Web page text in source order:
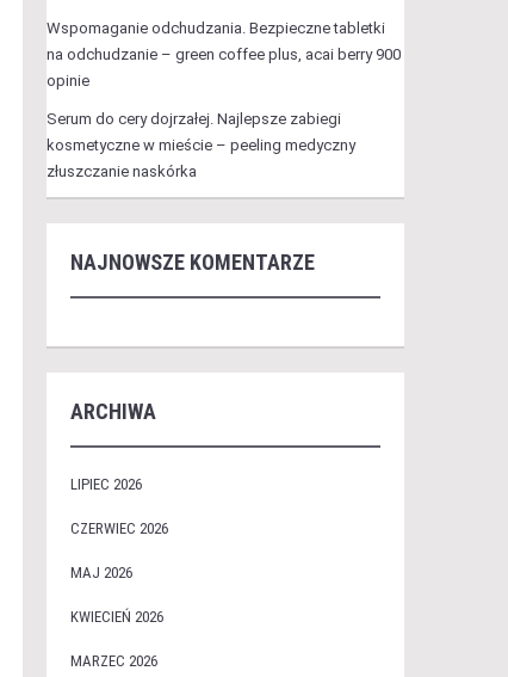
Wspomaganie odchudzania. Bezpieczne tabletki
na odchudzanie – green coffee plus, acai berry 900
opinie
Serum do cery dojrzałej. Najlepsze zabiegi
kosmetyczne w mieście – peeling medyczny
złuszczanie naskórka
NAJNOWSZE KOMENTARZE
ARCHIWA
LIPIEC 2026
CZERWIEC 2026
MAJ 2026
KWIECIEŃ 2026
MARZEC 2026